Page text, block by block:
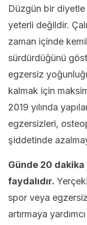
Düzgün bir
yeterli değildir.
zaman içinde
sürdürdüğünü
egzersiz
kalmak için
2019 yılında
egzersizleri,
şiddetinde
Günde 20 dakika
faydalıdır.
spor veya
artırmaya